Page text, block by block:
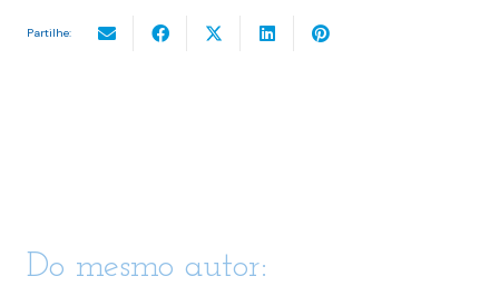
Partilhe:
Do mesmo autor: